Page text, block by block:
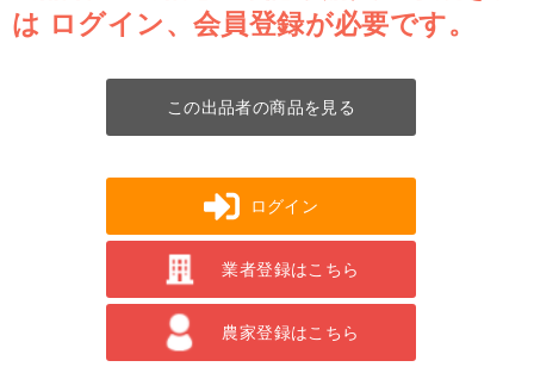
は ログイン、会員登録が必要です。
この出品者の商品を見る
ログイン
業者登録はこちら
農家登録はこちら